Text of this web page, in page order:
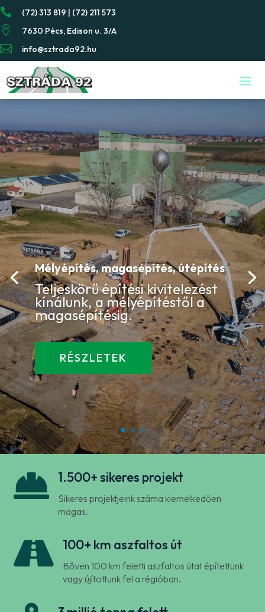
 (72) 313 819 | (72) 211 573
 7630 Pécs, Edison u. 3/A
 info@sztrada92.hu
Mélyépítés, magasépítés, útépítés
Teljeskörű építési kivitelezést
kínálunk, a mélyépítéstől a
magasépítésig.
RÉSZLETEK
 1.500+ sikeres projekt
Sikeres projektjeink száma kiemelkedően
magas.
 100+ km aszfaltos út
Bőven 100 km feletti aszfaltos útat építettünk
vagy újítottunk fel a régióban.